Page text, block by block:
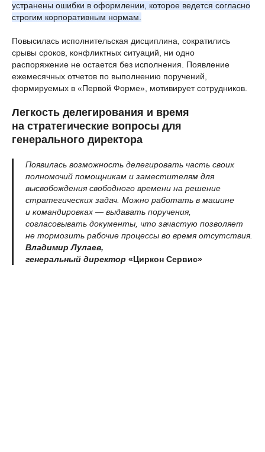
устранены ошибки в оформлении, которое ведется согласно
строгим корпоративным нормам.
Повысилась исполнительская дисциплина, сократились
срывы сроков, конфликтных ситуаций, ни одно
распоряжение не остается без исполнения. Появление
ежемесячных отчетов по выполнению поручений,
формируемых в «Первой Форме», мотивирует сотрудников.
Легкость делегирования и время
на стратегические вопросы для
генерального директора
Появилась возможность делегировать часть своих
полномочий помощникам и заместителям для
высвобождения свободного времени на решение
стратегических задач. Можно работать в машине
и командировках — выдавать поручения,
согласовывать документы, что зачастую позволяет
не тормозить рабочие процессы во время отсутствия.
Владимир Лулаев,
генеральный директор «Циркон Сервис»